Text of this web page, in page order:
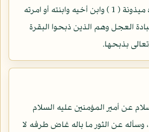
وهم اذينونة وأخوه ميذونة ( 1 ) وابن أخيه وابنته أو امرته
العجل وهم الذين ذبحوا البقرة
بذبحها.
عن أمير المؤمنين عليه السلام
عن الثور ما باله غاض طرفه لا